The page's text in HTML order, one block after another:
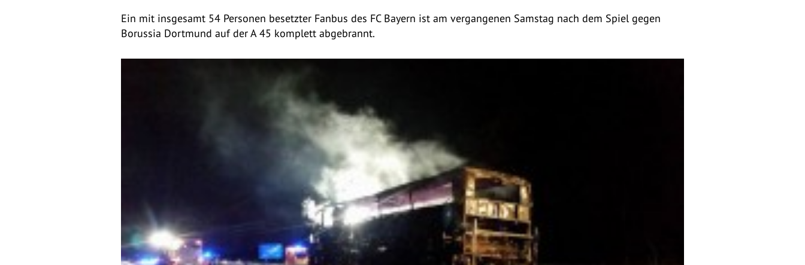
Ein mit insgesamt 54 Personen besetzter Fanbus des FC Bayern ist am vergangenen Samstag nach dem Spiel gegen
Borussia Dortmund auf der A 45 komplett abgebrannt.